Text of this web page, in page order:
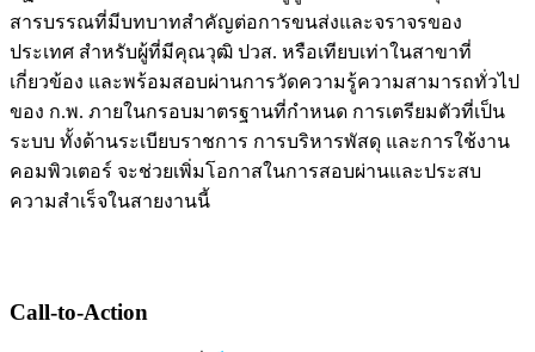
สารบรรณที่มีบทบาทสำคัญต่อการขนส่งและจราจรของ
ประเทศ สำหรับผู้ที่มีคุณวุฒิ ปวส. หรือเทียบเท่าในสาขาที่
เกี่ยวข้อง และพร้อมสอบผ่านการวัดความรู้ความสามารถทั่วไป
ของ ก.พ. ภายในกรอบมาตรฐานที่กำหนด การเตรียมตัวที่เป็น
ระบบ ทั้งด้านระเบียบราชการ การบริหารพัสดุ และการใช้งาน
คอมพิวเตอร์ จะช่วยเพิ่มโอกาสในการสอบผ่านและประสบ
ความสำเร็จในสายงานนี้
Call-to-Action